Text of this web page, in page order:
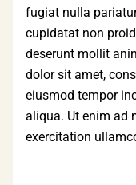
fugiat nulla
cupidatat non
deserunt mollit
dolor sit amet,
eiusmod tempor
aliqua. Ut enim ad
exercitation